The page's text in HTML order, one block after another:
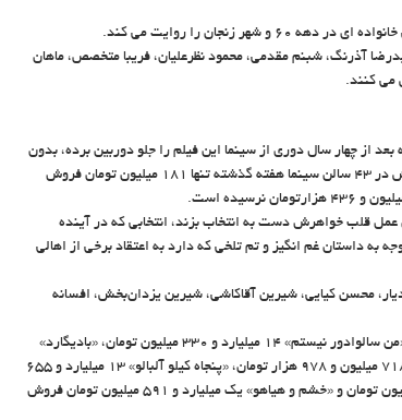
زنجان را روایت می کند.
آذرنگ، شبنم مقدمی، محمود نظرعلیان، فریبا متخصص، ماهان
می کنند.
از چهار سال دوری از سینما این فیلم را جلو دوربین برده، بدون
شک ناکام گیشه در نوروز ۹۶ است. این فیلم با نمایش در ۴۳ سالن سینما هفته گذشته تنها ۱۸۱ میلیون تومان فروش
عمل قلب خواهرش دست به انتخاب بزند، انتخابی که در آینده
به داستان غم انگیز و تم تلخی که دارد به اعتقاد برخی از اهالی
محسن کیایی، شیرین آقاکاشی، شیرین یزدان‌بخش، افسانه
به گزارش ایرنا، در نوروز سال ۹۵ شش فیلم شامل «من سالوادور نیستم» ۱۴ میلیارد و ۳۳۰ میلیون تومان، «بادیگارد»
شش میلیارد و ۶۹۰ میلیون تومان، «کفش‌هایم کو» ۷۱۸ میلیون و ۹۷۸ هزار تومان، «پنجاه کیلو آلبالو» ۱۳ میلیارد و ۶۵۵
میلیون تومان، «ابد و یک روز» ۱۱ میلیارد و ۴۸۲ میلیون تومان و «خشم و هیاهو» یک میلیارد و ۵۹۱ میلیون تومان فروش